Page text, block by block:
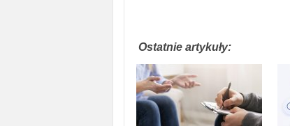
Ostatnie artykuły: